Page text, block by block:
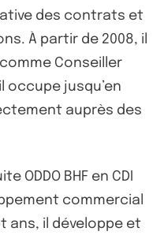
des contrats et
À partir de 2008, il
Conseiller
occupe jusqu’en
auprès des
ODDO BHF en CDI
commercial
ans, il développe et